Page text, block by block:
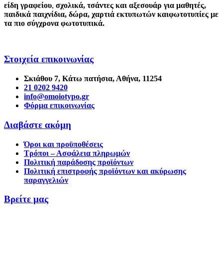
είδη γραφείου, σχολικά, τσάντες και αξεσουάρ για μαθητές,
παιδικά παιχνίδια, δώρα, χαρτιά εκτυπωτών καιφωτοτυπίες με
τα πιο σύγχρονα φωτοτυπικά.
Στοιχεία επικοινωνίας
Σκιάθου 7, Κάτω πατήσια, Αθήνα, 11254
21 0202 9420
info@omoiotypo.gr
Φόρμα επικοινωνίας
Διαβάστε ακόμη
Όροι και προϋποθέσεις
Τρόποι – Ασφάλεια πληρωμών
Πολιτική παράδοσης προϊόντων
Πολιτική επιστροφής προϊόντων και ακύρωσης
παραγγελιών
Βρείτε μας